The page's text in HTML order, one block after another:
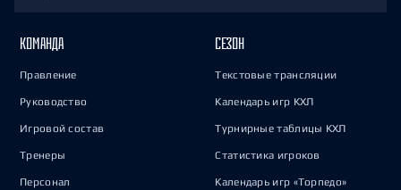
КОМАНДА
Правление
Руководство
Игровой состав
Тренеры
Персонал
СЕЗОН
Текстовые трансляции
Календарь игр КХЛ
Турнирные таблицы КХЛ
Статистика игроков
Календарь игр «Торпедо»